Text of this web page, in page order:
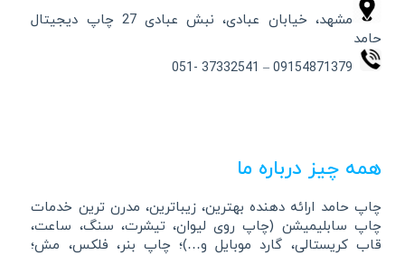
مشهد، خیابان عبادی، نبش عبادی 27 چاپ دیجیتال
حامد
همه چیز درباره ما
چاپ حامد ارائه دهنده بهترین، زیباترین، مدرن ترین خدمات
چاپ سابلیمیشن (چاپ روی لیوان، تیشرت، سنگ، ساعت،
قاب کریستالی، گارد موبایل و…)؛ چاپ بنر، فلکس، مش؛